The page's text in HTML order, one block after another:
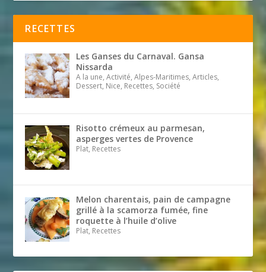
RECETTES
Les Ganses du Carnaval. Gansa
Nissarda
A la une, Activité, Alpes-Maritimes, Articles,
Dessert, Nice, Recettes, Société
Risotto crémeux au parmesan,
asperges vertes de Provence
Plat, Recettes
Melon charentais, pain de campagne
grillé à la scamorza fumée, fine
roquette à l’huile d’olive
Plat, Recettes